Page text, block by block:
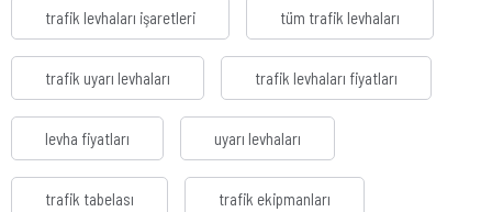
trafik levhaları işaretleri tüm trafik levhaları
trafik uyarı levhaları trafik levhaları fiyatları
levha fiyatları uyarı levhaları
trafik tabelası trafik ekipmanları